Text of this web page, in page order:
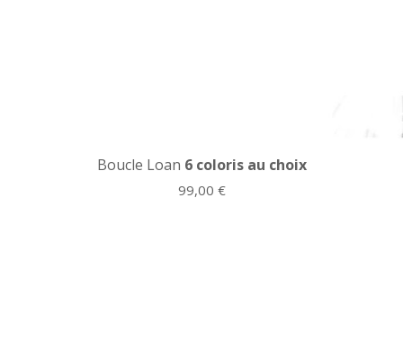
Boucle Loan 6 coloris au choix
99,00 €